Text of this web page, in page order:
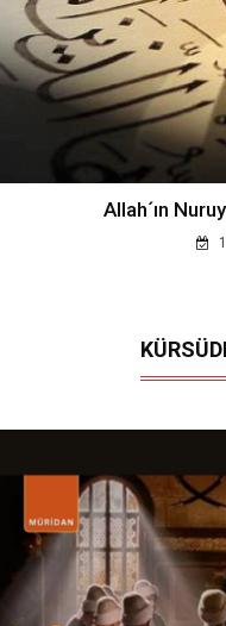
Allah´ın